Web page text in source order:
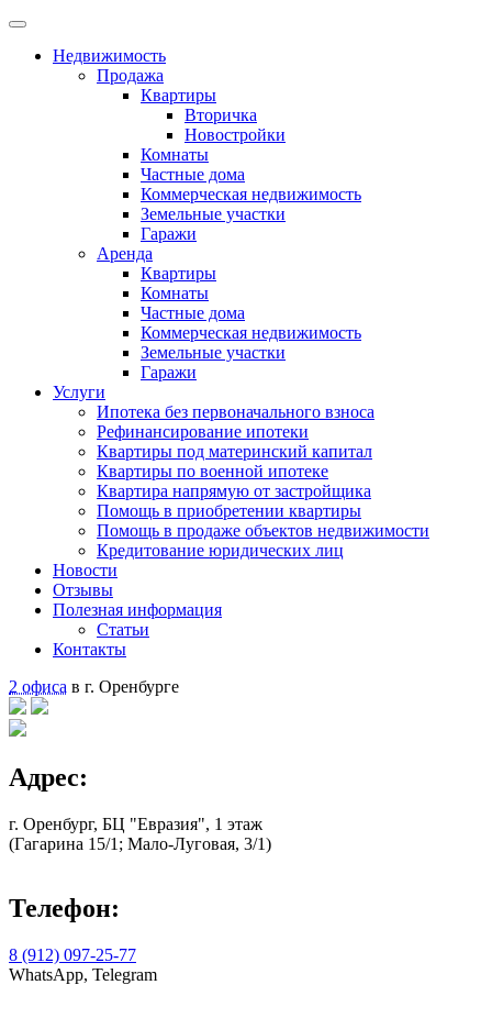
Недвижимость
Продажа
Квартиры
Вторичка
Новостройки
Комнаты
Частные дома
Коммерческая недвижимость
Земельные участки
Гаражи
Аренда
Квартиры
Комнаты
Частные дома
Коммерческая недвижимость
Земельные участки
Гаражи
Услуги
Ипотека без первоначального взноса
Рефинансирование ипотеки
Квартиры под материнский капитал
Квартиры по военной ипотеке
Квартира напрямую от застройщика
Помощь в приобретении квартиры
Помощь в продаже объектов недвижимости
Кредитование юридических лиц
Новости
Отзывы
Полезная информация
Статьи
Контакты
2 офиса в г. Оренбурге
Адрес:
г. Оренбург, БЦ "Евразия", 1 этаж
(Гагарина 15/1; Мало-Луговая, 3/1)
Телефон:
8 (912) 097-25-77
WhatsApp, Telegram